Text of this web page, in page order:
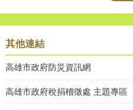
其他連結
高雄市政府防災資訊網
高雄市政府稅捐稽徵處 主題專區